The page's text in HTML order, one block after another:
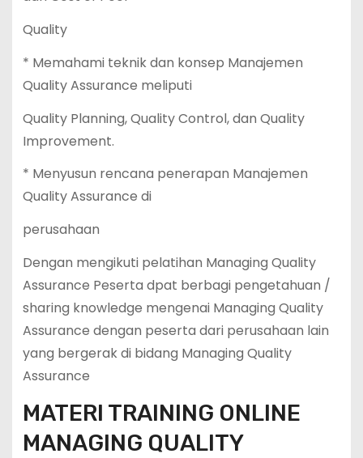
Quality
* Memahami teknik dan konsep Manajemen
Quality Assurance meliputi
Quality Planning, Quality Control, dan Quality
Improvement.
* Menyusun rencana penerapan Manajemen
Quality Assurance di
perusahaan
Dengan mengikuti pelatihan Managing Quality
Assurance Peserta dpat berbagi pengetahuan /
sharing knowledge mengenai Managing Quality
Assurance dengan peserta dari perusahaan lain
yang bergerak di bidang Managing Quality
Assurance
MATERI TRAINING ONLINE
MANAGING QUALITY